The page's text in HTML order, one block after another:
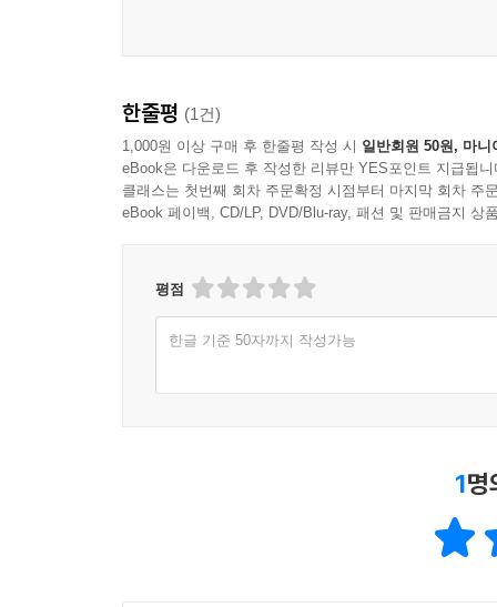
한줄평 (1건)
1,000원 이상 구매 후 한줄평 작성 시 일반회원 50원, 마니
eBook은 다운로드 후 작성한 리뷰만 YES포인트 지급됩니
클래스는 첫번째 회차 주문확정 시점부터 마지막 회차 주
eBook 페이백, CD/LP, DVD/Blu-ray, 패션 및 판매금지 상
평점
한글 기준 50자까지 작성가능
1명